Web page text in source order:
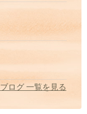
ブログ 一覧を見る